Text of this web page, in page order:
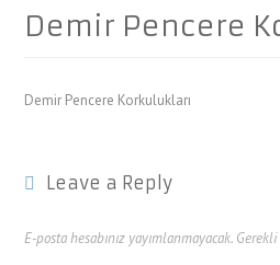
Demir Pencere
Demir Pencere Korkulukları
Leave a Reply
E-posta hesabınız yayımlanmayacak.